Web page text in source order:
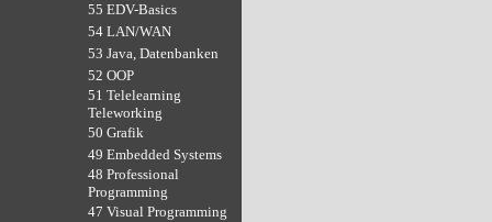
55 EDV-Basics
54 LAN/WAN
53 Java, Datenbanken
52 OOP
51 Telelearning
Teleworking
50 Grafik
49 Embedded Systems
48 Professional
Programming
47 Visual Programming